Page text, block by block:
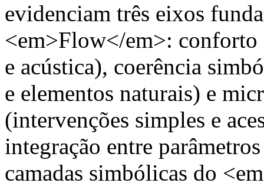
evidenciam três eixos
<em>Flow</em>:
e acústica), coerência
e elementos naturais) e
(intervenções simples e
integração entre
camadas simbólicas do